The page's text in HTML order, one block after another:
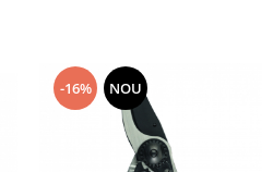
-16% NOU